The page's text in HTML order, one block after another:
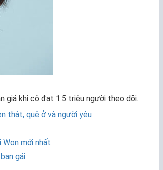
giá khi cô đạt 1.5 triệu người theo dõi.
thật, quê ở và người yêu
Won mới nhất
gái